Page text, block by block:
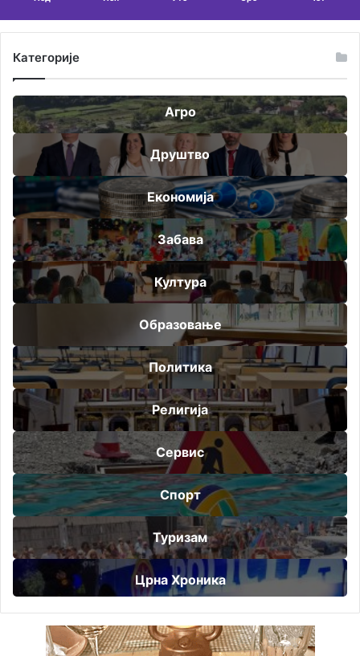
Категорије
Агро
Друштво
Економија
Забава
Култура
Образовање
Политика
Религија
Сервис
Спорт
Туризам
Црна Хроника